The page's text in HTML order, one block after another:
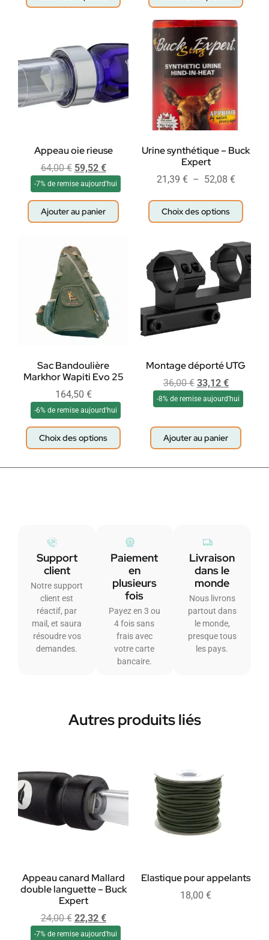
Appeau oie rieuse
64,00€ 59,52 €
-7% de remise aujourd'hui
Ajouter au panier
Urine synthétique – Buck
Expert
21,39 € – 52,08 €
Choix des options
Sac Bandoulière
Markhor Wapiti Evo 25
164,50 €
-6% de remise aujourd'hui
Choix des options
Montage déporté UTG
36,00€ 33,12 €
-8% de remise aujourd'hui
Ajouter au panier
Support
client
Notre support
client est
réactif, par
mail, et saura
résoudre vos
demandes.
Paiement
en
plusieurs
fois
Payez en 3 ou
4 fois sans
frais avec
votre carte
bancaire.
Livraison
dans le
monde
Nous livrons
partout dans
le monde,
presque tous
les pays.
Autres produits liés
Appeau canard Mallard
double languette – Buck
Expert
24,00€ 22,32 €
-7% de remise aujourd'hui
Elastique pour appelants
18,00 €